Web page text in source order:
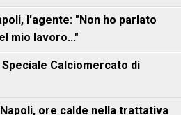
l'agente: "Non ho parlato
mio lavoro..."
Speciale Calciomercato di
Napoli, ore calde nella trattativa